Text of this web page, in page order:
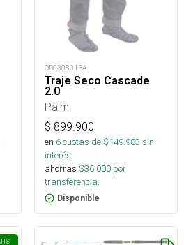
OD030801BA
Traje Seco Cascade
2.0
Palm
$ 899.900
en 6cuotas de $149.983 sin
interés
ahorras $36.000 por
transferencia.
Disponible